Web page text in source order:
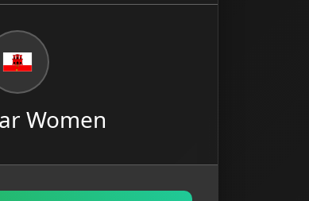
Women